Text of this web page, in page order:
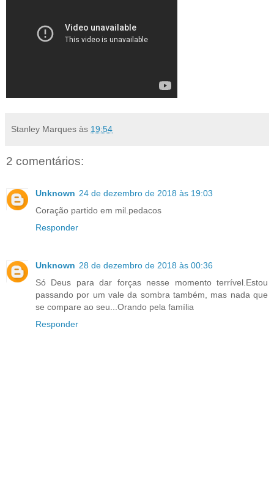
Stanley Marques às 19:54
2 comentários:
Unknown 24 de dezembro de 2018 às 19:03
Coração partido em mil.pedacos
Responder
Unknown 28 de dezembro de 2018 às 00:36
Só Deus para dar forças nesse momento terrível.Estou
passando por um vale da sombra também, mas nada que
se compare ao seu...Orando pela família
Responder